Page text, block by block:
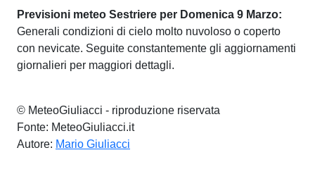
Previsioni meteo Sestriere per Domenica 9 Marzo:
Generali condizioni di cielo molto nuvoloso o coperto
con nevicate. Seguite constantemente gli aggiornamenti
giornalieri per maggiori dettagli.
© MeteoGiuliacci - riproduzione riservata
Fonte: MeteoGiuliacci.it
Autore: Mario Giuliacci